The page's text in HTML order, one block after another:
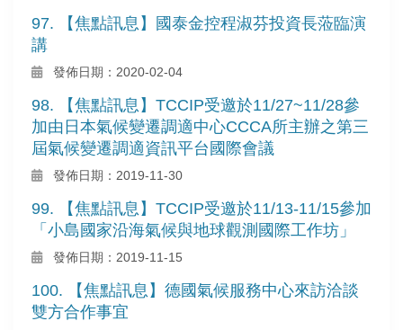
97. 【焦點訊息】國泰金控程淑芬投資長蒞臨演
講
發佈日期：2020-02-04
98. 【焦點訊息】TCCIP受邀於11/27~11/28參
加由日本氣候變遷調適中心CCCA所主辦之第三
屆氣候變遷調適資訊平台國際會議
發佈日期：2019-11-30
99. 【焦點訊息】TCCIP受邀於11/13-11/15參加
「小島國家沿海氣候與地球觀測國際工作坊」
發佈日期：2019-11-15
100. 【焦點訊息】德國氣候服務中心來訪洽談
雙方合作事宜